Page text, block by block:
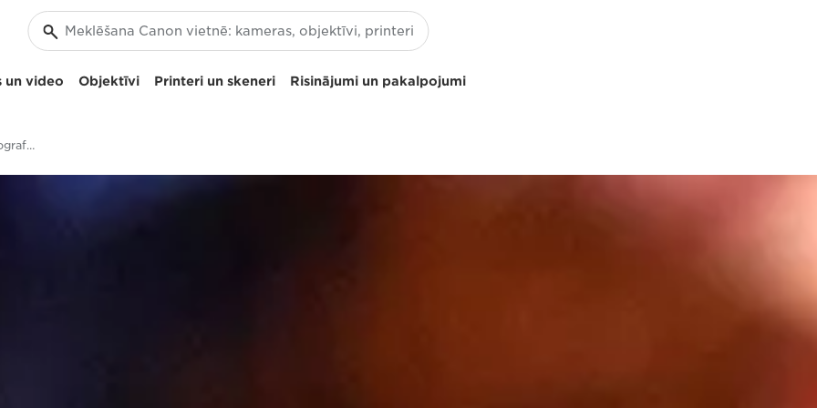
un video Objektīvi Printeri un skeneri Risinājumi un pakalpojumi
Attēla stabilizēšana, fotografēšana vājā apgaismojumā un klusumā — EOS R